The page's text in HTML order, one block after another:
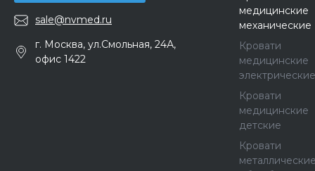
sale@nvmed.ru
г. Москва, ул.Смольная, 24А,
офис 1422
медицинские
механические
Кровати
медицинские
электрические
Кровати
медицинские
детские
Кровати